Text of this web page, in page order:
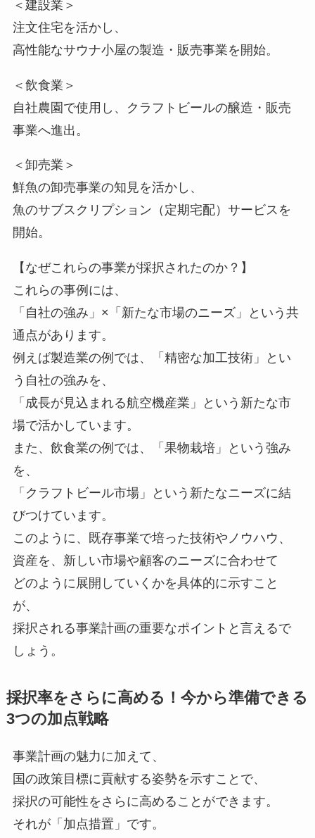
＜建設業＞
注文住宅を活かし、
高性能なサウナ小屋の製造・販売事業を開始。
＜飲食業＞
自社農園で使用し、クラフトビールの醸造・販売
事業へ進出。
＜卸売業＞
鮮魚の卸売事業の知見を活かし、
魚のサブスクリプション（定期宅配）サービスを
開始。
【なぜこれらの事業が採択されたのか？】
これらの事例には、
「自社の強み」×「新たな市場のニーズ」という共
通点があります。
例えば製造業の例では、「精密な加工技術」とい
う自社の強みを、
「成長が見込まれる航空機産業」という新たな市
場で活かしています。
また、飲食業の例では、「果物栽培」という強み
を、
「クラフトビール市場」という新たなニーズに結
びつけています。
このように、既存事業で培った技術やノウハウ、
資産を、新しい市場や顧客のニーズに合わせて
どのように展開していくかを具体的に示すこと
が、
採択される事業計画の重要なポイントと言えるで
しょう。
採択率をさらに高める！今から準備できる
3つの加点戦略
事業計画の魅力に加えて、
国の政策目標に貢献する姿勢を示すことで、
採択の可能性をさらに高めることができます。
それが「加点措置」です。